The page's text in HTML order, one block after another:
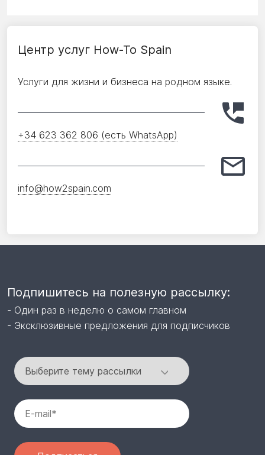
Центр услуг How-To Spain
Услуги для жизни и бизнеса на родном языке.
+34 623 362 806 (есть WhatsApp)
info@how2spain.com
Подпишитесь на полезную рассылку:
- Один раз в неделю о самом главном
- Эксклюзивные предложения для подписчиков